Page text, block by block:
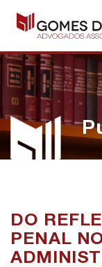
DO
PENAL